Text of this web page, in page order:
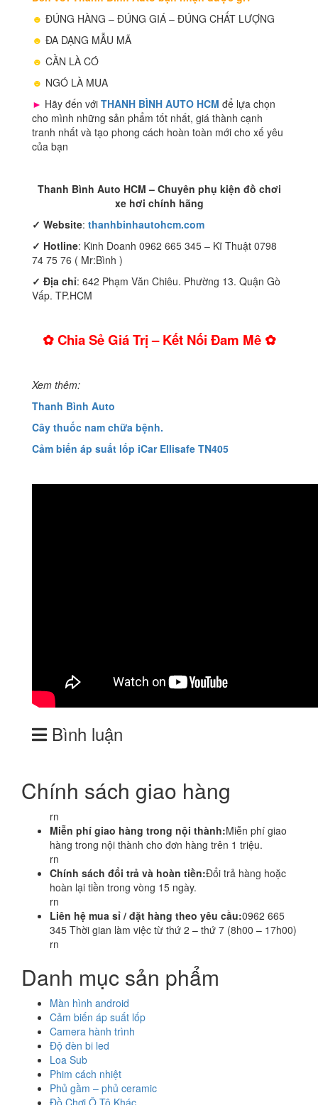
☻ ĐÚNG HÀNG – ĐÚNG GIÁ – ĐÚNG CHẤT LƯỢNG
☻ ĐA DẠNG MẪU MÃ
☻ CẦN LÀ CÓ
☻ NGÓ LÀ MUA
► Hãy đến với THANH BÌNH AUTO HCM để lựa chọn
cho mình những sản phẩm tốt nhất, giá thành cạnh
tranh nhất và tạo phong cách hoàn toàn mới cho xế yêu
của bạn
Thanh Bình Auto HCM – Chuyên phụ kiện đồ chơi
xe hơi chính hãng
✓ Website: thanhbinhautohcm.com
✓ Hotline: Kinh Doanh 0962 665 345 – Kĩ Thuật 0798
74 75 76 ( Mr:Bình )
✓ Địa chỉ: 642 Phạm Văn Chiêu. Phường 13. Quận Gò
Vấp. TP.HCM
✿ Chia Sẻ Giá Trị – Kết Nối Đam Mê ✿
Xem thêm:
Thanh Bình Auto
Cây thuốc nam chữa bệnh.
Cảm biến áp suất lốp iCar Ellisafe TN405
Bình luận
Chính sách giao hàng
rn
Miễn phí giao hàng trong nội thành:Miễn phí giao
hàng trong nội thành cho đơn hàng trên 1 triệu.
rn
Chính sách đổi trả và hoàn tiền:Đổi trả hàng hoặc
hoàn lại tiền trong vòng 15 ngày.
rn
Liên hệ mua sỉ / đặt hàng theo yêu cầu:0962 665
345 Thời gian làm việc từ thứ 2 – thứ 7 (8h00 – 17h00)
rn
Danh mục sản phẩm
Màn hình android
Cảm biến áp suất lốp
Camera hành trình
Độ đèn bi led
Loa Sub
Phim cách nhiệt
Phủ gầm – phủ ceramic